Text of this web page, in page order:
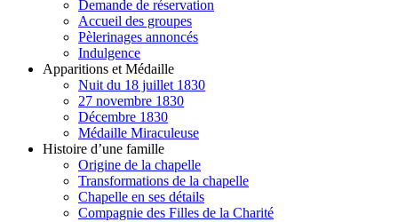
Demande de réservation
Accueil des groupes
Pèlerinages annoncés
Indulgence
Apparitions et Médaille
Nuit du 18 juillet 1830
27 novembre 1830
Décembre 1830
Médaille Miraculeuse
Histoire d’une famille
Origine de la chapelle
Transformations de la chapelle
Chapelle en ses détails
Compagnie des Filles de la Charité